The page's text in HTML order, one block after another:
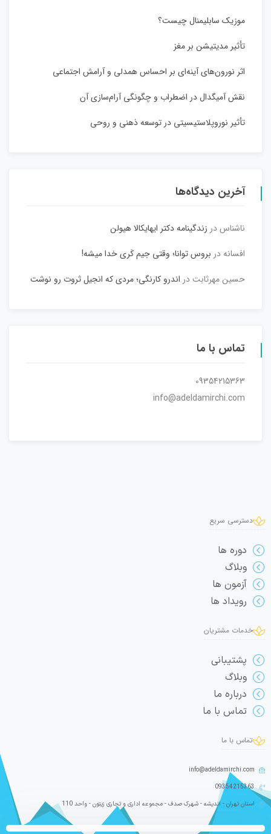
موزیک سابلیمنال چیست؟
تأثیر مدیتیشن بر مغز
اثر نورون‌های آینه‌ای بر احساس همدلی و آرامش اجتماعی
نقش آمیگدال در اضطراب و چگونگی آرام‌سازی آن
تأثیر نوروپلاستیسیتی در توسعه ذهنی و روحی
آخرین دیدگاه‌ها
ناشناسدر زندگینامه دکتر ایهایکالا هیولن
افسانه در بروس توانا؛ وقتی جیم کَری خدا میشه!
حسین مهرثابتدر اندرو کارنگی؛ مردی که انجیل ثروت رو نوشت
تماس با ما
09354215363
info@adeldamirchi.com
دسترسی سریع
دوره ها
وبلاگ
آزمون ها
رویداد ها
خدمات مشتریان
پشتیبانی
وبلاگ
درباره ما
تماس با ما
تماس با ما
info@adeldamirchi.com
09354215363
استان تهران - اندیشه - شهرک صدف - مجموعه اداری و تجاری زیتون - واحد 110